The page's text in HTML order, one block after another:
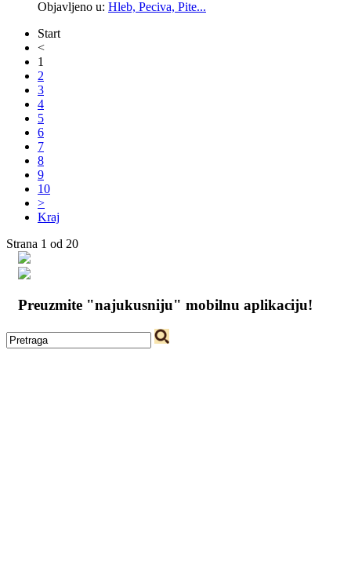
Objavljeno u: Hleb, Peciva, Pite...
Start
<
1
2
3
4
5
6
7
8
9
10
>
Kraj
Strana 1 od 20
Preuzmite "najukusniju" mobilnu aplikaciju!